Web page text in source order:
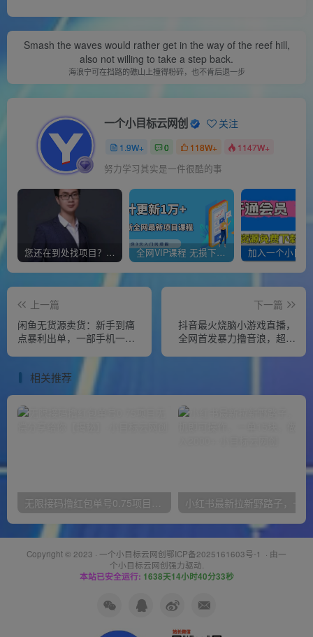
Smash the waves would rather get in the way of the reef hill,
also not willing to take a step back.
海浪宁可在挡路的礁山上撞得粉碎，也不肯后退一步
一个小目标云网创 关注
1.9W+ 0 118W+ 1147W+
努力学习其实是一件很酷的事
您还在到处找项目？还在当韭菜？我靠经营“一个小目标网创商城”年入百W+，曾经我也负债累累! 全网VIP课程 无损下载~
上一篇
闲鱼无货源卖货：新手到痛
点暴利出单，一部手机一个
下一篇
抖音最火烧脑小游戏直播，
全网首发暴力撸音浪，超强
相关推荐
无限接码撸红包单号0.75项目无偿分享给你【揭秘】
Copyright © 2023 · 一个小目标云网创鄂ICP备2025161603号-1 · 由一
个小目标云网创强力驱动.
本站已安全运行: 1638天14小时40分33秒